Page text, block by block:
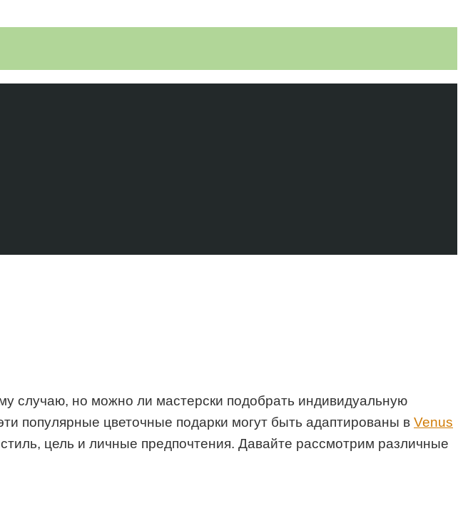
случаю, но можно ли мастерски подобрать индивидуальную
популярные цветочные подарки могут быть адаптированы в Venus
цель и личные предпочтения. Давайте рассмотрим различные